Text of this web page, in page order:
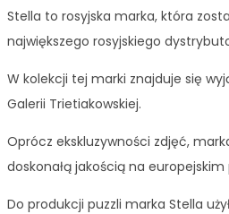
Stella to rosyjska marka, która
największego rosyjskiego
W kolekcji tej marki znajduje się
Galerii Trietiakowskiej.
Oprócz ekskluzywności zdjęć,
doskonałą jakością na europejskim
Do produkcji puzzli marka Stella